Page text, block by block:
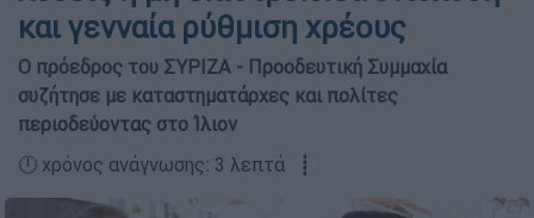
και γενναία ρύθμιση χρέους
Ο πρόεδρος του ΣΥΡΙΖΑ - Προοδευτική Συμμαχία
συζήτησε με καταστηματάρχες και πολίτες
περιοδεύοντας στο Ίλιον
🕛 χρόνος ανάγνωσης: 3 λεπτά ┋